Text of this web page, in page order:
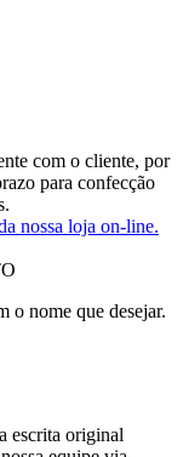
com o cliente, por
para confecção
nossa loja on-line.
o nome que desejar.
escrita original